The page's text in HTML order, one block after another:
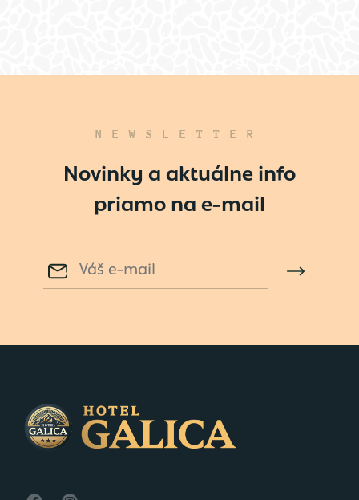
NEWSLETTER
Novinky a aktuálne info
priamo na e-mail